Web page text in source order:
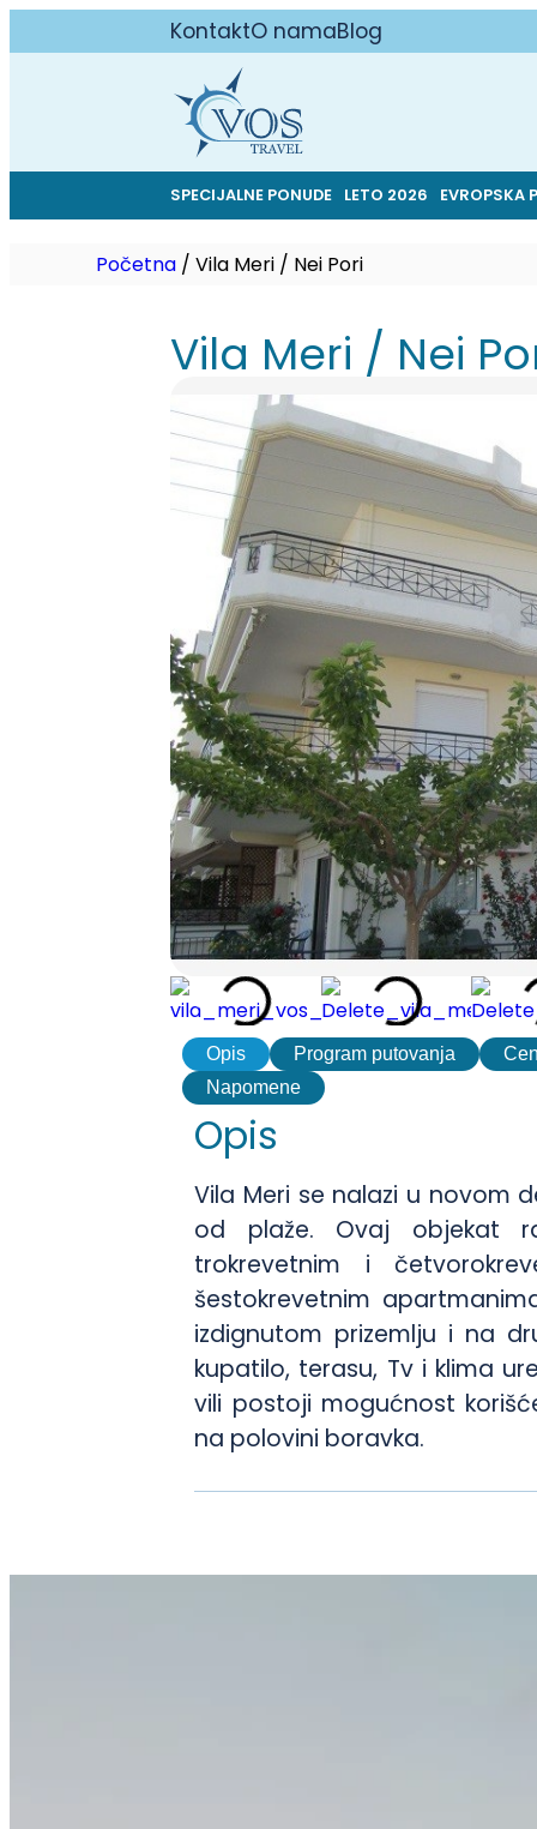
KontaktO namaBlog
SPECIJALNE PONUDE LETO 2026 EVROPSKA
Početna / Vila Meri / Nei Pori
Vila Meri / Nei
Opis Program putovanja
Napomene
Opis
Vila Meri se nalazi u novom
od plaže. Ovaj objekat
trokrevetnim i
šestokrevetnim
izdignutom prizemlju i na
kupatilo, terasu, Tv i klima
vili postoji mogućnost
na polovini boravka.